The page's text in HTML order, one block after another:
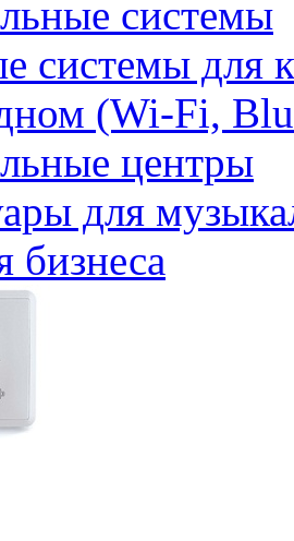
системы
системы для
(Wi-Fi,
центры
для
бизнеса